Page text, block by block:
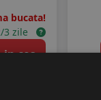
bucata!
3 zile
cos